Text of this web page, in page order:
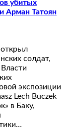
убитых
Арман Татоян
солдат,
экспозиции
Lech Buczek
в Баку,